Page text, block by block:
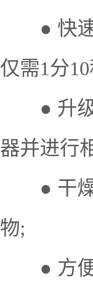
● 快速
仅需1分
● 升级
器并进行
● 干燥
物;
● 方便